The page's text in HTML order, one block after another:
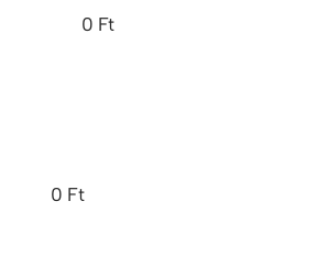
0 Ft
0 Ft